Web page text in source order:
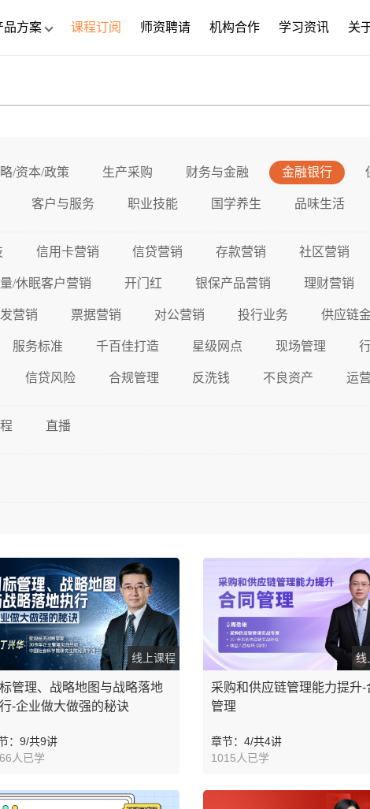
品方案 课程订阅 师资聘请 机构合作 学习资讯 关
/资本/政策 生产采购 财务与金融 金融银行
客户与服务 职业技能 国学养生 品味生活
信用卡营销 信贷营销 存款营销 社区营销
/休眠客户营销 开门红 银保产品营销 理财营销
营销 票据营销 对公营销 投行业务 供应链
服务标准 千百佳打造 星级网点 现场管理
信贷风险 合规管理 反洗钱 不良资产 运
直播
线上课程
管理、战略地图与战略落地
-企业做大做强的秘诀
：9/共9讲
人已学
线
采购和供应链管理能力提升-
管理
章节：4/共4讲
1015人已学